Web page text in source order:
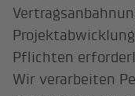
Pflichten
Wir verarbeiten